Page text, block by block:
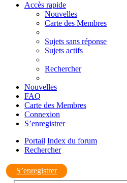
Accès rapide
Nouvelles
Carte des Membres
Sujets sans réponse
Sujets actifs
Rechercher
Nouvelles
FAQ
Carte des Membres
Connexion
S’enregistrer
Portail Index du forum
Rechercher
S’enregistrer